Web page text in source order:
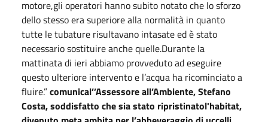
motore,gli operatori hanno subito notato che lo sforzo
dello stesso era superiore alla normalità in quanto
tutte le tubature risultavano intasate ed è stato
necessario sostituire anche quelle.Durante la
mattinata di ieri abbiamo provveduto ad eseguire
questo ulteriore intervento e l’acqua ha ricominciato a
fluire.”comunical’’Assessore all’Ambiente, Stefano
Costa, soddisfatto che sia stato ripristinatol'habitat,